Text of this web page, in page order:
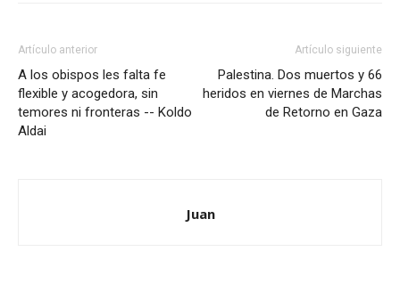
Artículo anterior
A los obispos les falta fe
flexible y acogedora, sin
temores ni fronteras -- Koldo
Aldai
Artículo siguiente
Palestina. Dos muertos y 66
heridos en viernes de Marchas
de Retorno en Gaza
Juan